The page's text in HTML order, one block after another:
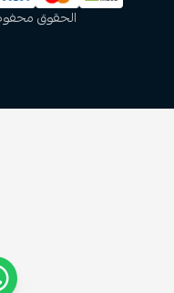
الحقوق محفوظة | 2026